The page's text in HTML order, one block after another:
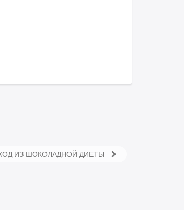
ИЗ ШОКОЛАДНОЙ ДИЕТЫ